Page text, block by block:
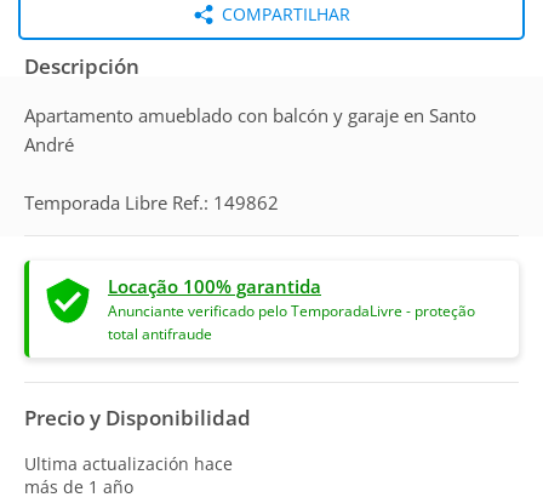
COMPARTILHAR
Descripción
Apartamento amueblado con balcón y garaje en Santo
André
Temporada Libre Ref.: 149862
Locação 100% garantida
Anunciante verificado pelo TemporadaLivre - proteção
total antifraude
Precio y Disponibilidad
Ultima actualización hace
más de 1 año